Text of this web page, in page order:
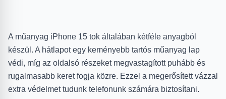
A műanyag iPhone 15 tok általában kétféle anyagból
készül. A hátlapot egy keményebb tartós műanyag lap
védi, míg az oldalsó részeket megvastagított puhább és
rugalmasabb keret fogja közre. Ezzel a megerősített vázzal
extra védelmet tudunk telefonunk számára biztosítani.